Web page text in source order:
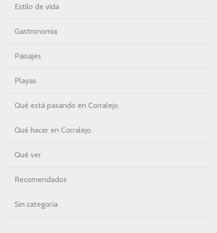
Estilo de vida
Gastronomia
Paisajes
Playas
Qué está pasando en Corralejo
Qué hacer en Corralejo
Qué ver
Recomendados
Sin categoría